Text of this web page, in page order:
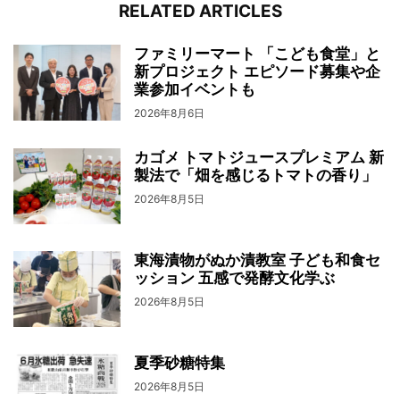
RELATED ARTICLES
ファミリーマート 「こども食堂」と
新プロジェクト エピソード募集や企
業参加イベントも
2026年8月6日
カゴメ トマトジュースプレミアム 新
製法で「畑を感じるトマトの香り」
2026年8月5日
東海漬物がぬか漬教室 子ども和食セ
ッション 五感で発酵文化学ぶ
2026年8月5日
夏季砂糖特集
2026年8月5日